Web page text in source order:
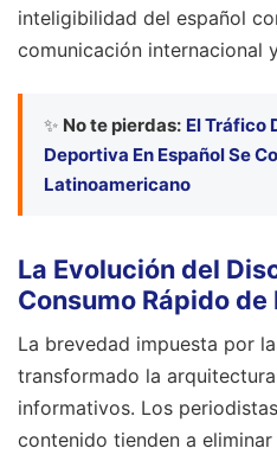
inteligibilidad del español
comunicación internacional
✨ No te pierdas: El Tráfico
Deportiva En Español Se
Latinoamericano
La Evolución del
Consumo Rápido
La brevedad impuesta por
transformado la
informativos. Los
contenido tienden a